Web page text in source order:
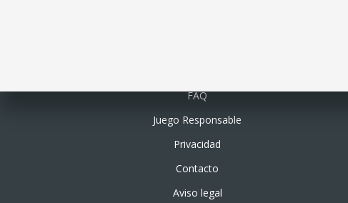
FAQ
Juego Responsable
Privacidad
Contacto
Aviso legal